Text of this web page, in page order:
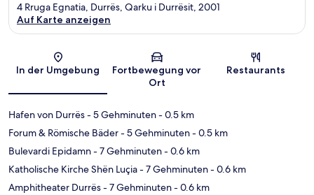
Karte
4 Rruga Egnatia, Durrës, Qarku i Durrësit, 2001
Auf Karte anzeigen
In der Umgebung
Fortbewegung vor
Ort
Restaurants
Hafen von Durrës- 5 Gehminuten- 0.5 km
Forum & Römische Bäder- 5 Gehminuten- 0.5 km
Bulevardi Epidamn- 7 Gehminuten- 0.6 km
Katholische Kirche Shën Luçia- 7 Gehminuten- 0.6 km
Amphitheater Durrës- 7 Gehminuten- 0.6 km